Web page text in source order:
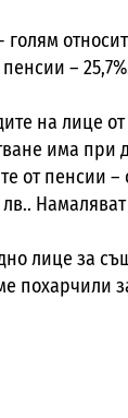
–
на лице
има при
от пенсии
Намаляват
лице за
похарчили